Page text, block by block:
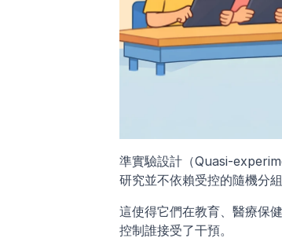
準實驗設計（Quasi-
研究並不依賴受控的隨機分
這使得它們在教育、醫療保
控制誰接受了干預。